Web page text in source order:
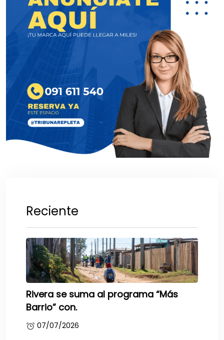
Reciente
Rivera se suma al programa “Más
Barrio” con.
07/07/2026